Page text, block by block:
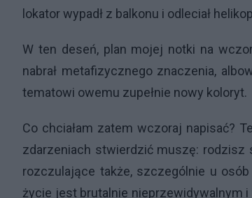
lokator wypadł z balkonu i odleciał
W ten deseń, plan mojej notki na
nabrał metafizycznego znaczenia,
tematowi owemu zupełnie nowy koloryt.
Co chciałam zatem wczoraj napisać?
zdarzeniach stwierdzić muszę: rodzisz
rozczulające także, szczególnie u
życie jest brutalnie nieprzewidywalnym